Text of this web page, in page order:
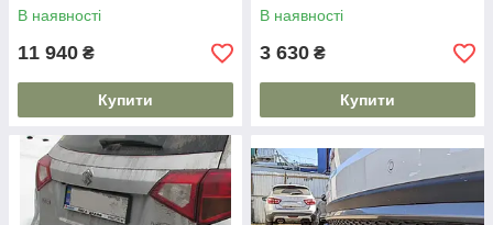
В наявності
11 940 ₴
Купити
В наявності
3 630 ₴
Купити